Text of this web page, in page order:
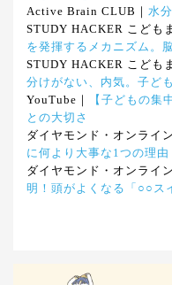
Active Brain CLUB｜ 水
STUDY HACKER こども
を発揮するメカニズム。
STUDY HACKER こども
分けがない、内気。子ど
YouTube｜
【子どもの集
との大切さ
ダイヤモンド・オンライン
に何より大事な1つの理由
ダイヤモンド・オンライン
明！頭がよくなる「○○ス